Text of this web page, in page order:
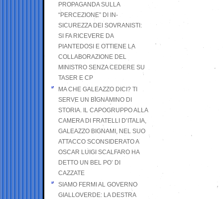
PROPAGANDA SULLA
“PERCEZIONE” DI IN-
SICUREZZA DEI SOVRANISTI:
SI FA RICEVERE DA
PIANTEDOSI E OTTIENE LA
COLLABORAZIONE DEL
MINISTRO SENZA CEDERE SU
TASER E CP
MA CHE GALEAZZO DICI? TI
SERVE UN BIGNAMINO DI
STORIA. IL CAPOGRUPPO ALLA
CAMERA DI FRATELLI D’ITALIA,
GALEAZZO BIGNAMI, NEL SUO
ATTACCO SCONSIDERATO A
OSCAR LUIGI SCALFARO HA
DETTO UN BEL PO’ DI
CAZZATE
SIAMO FERMI AL GOVERNO
GIALLOVERDE: LA DESTRA